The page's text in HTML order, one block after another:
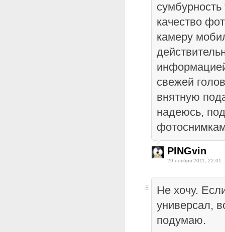
сумбурность
качество
камеру
свежей
внятную
надеюсь,
PINGvin
29 ноября 2011, 22:01
Не хочу.
универсал,
подумаю.